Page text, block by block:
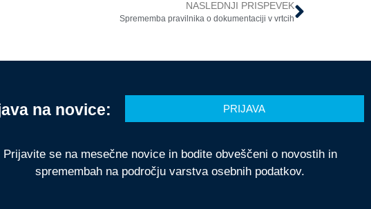
NASLEDNJI PRISPEVEK
Sprememba pravilnika o dokumentaciji v vrtcih
na novice: PRIJAVA
Prijavite se na mesečne novice in bodite obveščeni o novostih in
spremembah na področju varstva osebnih podatkov.